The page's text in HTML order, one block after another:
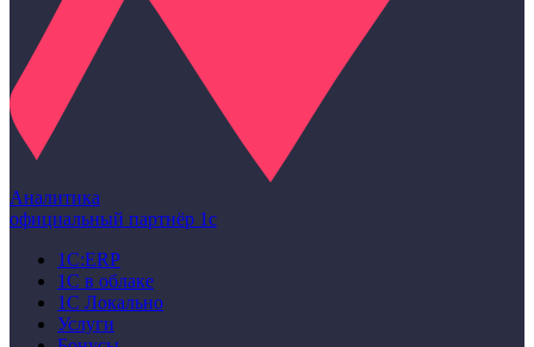
Аналитика
официальный партнёр 1с
1С:ERP
1С в облаке
1С Локально
Услуги